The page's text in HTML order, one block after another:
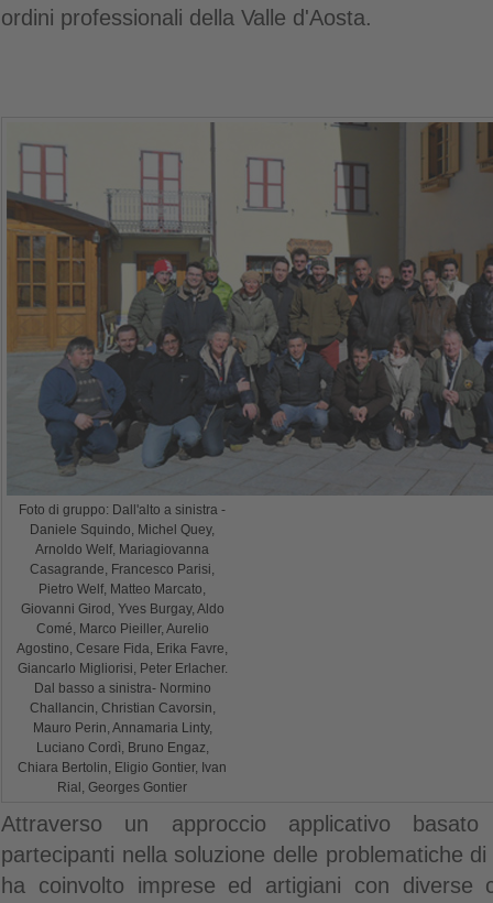
ordini professionali della Valle d'Aosta.
Foto di gruppo: Dall'alto a sinistra -
Daniele Squindo, Michel Quey,
Arnoldo Welf, Mariagiovanna
Casagrande, Francesco Parisi,
Pietro Welf, Matteo Marcato,
Giovanni Girod, Yves Burgay, Aldo
Comé, Marco Pieiller, Aurelio
Agostino, Cesare Fida, Erika Favre,
Giancarlo Migliorisi, Peter Erlacher.
Dal basso a sinistra- Normino
Challancin, Christian Cavorsin,
Mauro Perin, Annamaria Linty,
Luciano Cordì, Bruno Engaz,
Chiara Bertolin, Eligio Gontier, Ivan
Rial, Georges Gontier
Attraverso un approccio applicativo
partecipanti nella soluzione delle problematiche
ha coinvolto imprese ed artigiani con diverse